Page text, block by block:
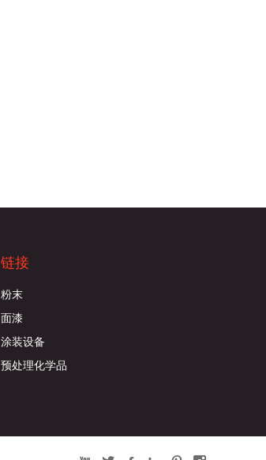
链接
粉末
面漆
涂装设备
预处理化学品